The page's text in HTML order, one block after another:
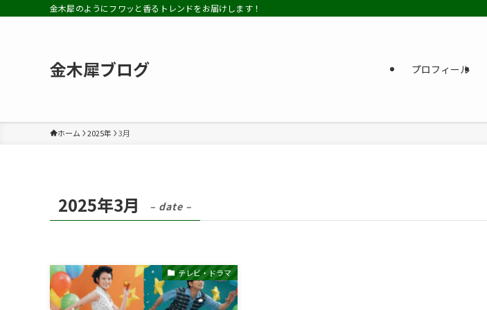
金木犀のようにフワッと香るトレンドをお届けします！
金木犀ブログ プロフィール
ホーム 2025年 3月
2025年3月 – date –
テレビ・ドラマ